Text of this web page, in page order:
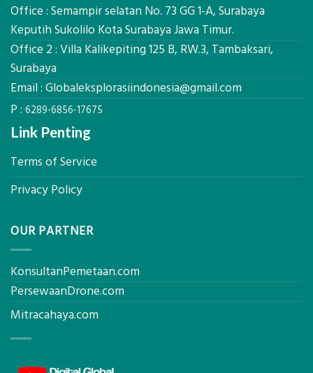
Ekplorasi.Menggunakan
Ukur
Presisi
Akurat
Office : Semampir selatan No. 73 GG 1-A, Surabaya
Keputih Sukolilo Kota Surabaya Jawa Timur.
Office 2 : Villa Kalikepiting 125 B, RW.3, Tambaksari,
Surabaya
Email : Globaleksplorasiindonesia@gmail.com
P : 6289-6856-17675
Link Penting
Terms of Service
Privacy Policy
OUR PARTNER
KonsultanPemetaan.com
PersewaanDrone.com
Mitracahaya.com